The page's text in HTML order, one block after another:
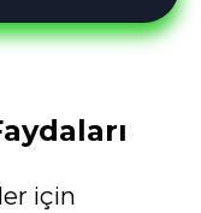
için